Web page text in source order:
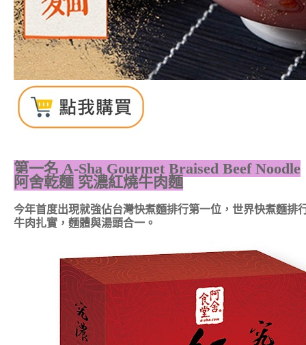
第一名 A-Sha Gourmet Braised Beef Noodle
阿舍乾麵 究濃紅燒牛肉麵
今年首度出現就強佔台灣快煮麵排行第一位，世界快煮麵排
牛肉扎實，麵體與湯頭合一。